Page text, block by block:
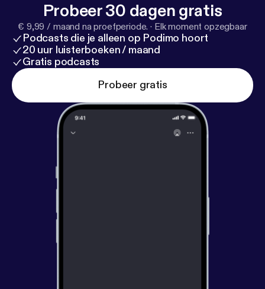
Probeer 30 dagen gratis
€ 9,99 / maand na proefperiode. · Elk moment opzegbaar
Podcasts die je alleen op Podimo hoort
20 uur luisterboeken / maand
Gratis podcasts
Probeer gratis